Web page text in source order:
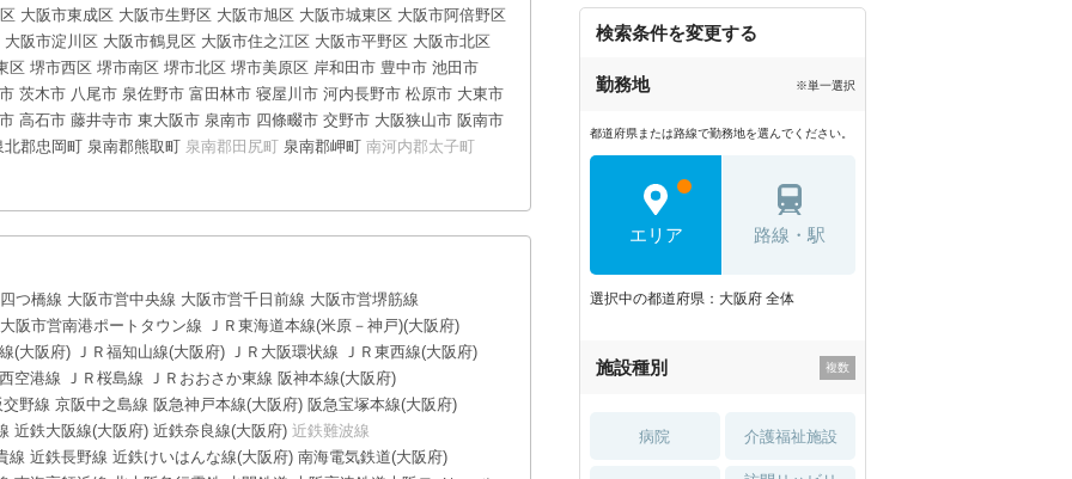
大阪市東成区 大阪市生野区 大阪市旭区 大阪市城東区 大阪市阿倍野区
大阪市淀川区 大阪市鶴見区 大阪市住之江区 大阪市平野区 大阪市北区
区 堺市西区 堺市南区 堺市北区 堺市美原区 岸和田市 豊中市 池田市
茨木市 八尾市 泉佐野市 富田林市 寝屋川市 河内長野市 松原市 大東市
高石市 藤井寺市 東大阪市 泉南市 四條畷市 交野市 大阪狭山市 阪南市
北郡忠岡町 泉南郡熊取町 泉南郡田尻町 泉南郡岬町 南河内郡太子町
つ橋線 大阪市営中央線 大阪市営千日前線 大阪市営堺筋線
大阪市営南港ポートタウン線 ＪＲ東海道本線(米原－神戸)(大阪府)
(大阪府) ＪＲ福知山線(大阪府) ＪＲ大阪環状線 ＪＲ東西線(大阪府)
空港線 ＪＲ桜島線 ＪＲおおさか東線 阪神本線(大阪府)
野線 京阪中之島線 阪急神戸本線(大阪府) 阪急宝塚本線(大阪府)
近鉄大阪線(大阪府) 近鉄奈良線(大阪府) 近鉄難波線
線 近鉄長野線 近鉄けいはんな線(大阪府) 南海電気鉄道(大阪府)
検索条件を変更する
勤務地 ※単一選択
都道府県または路線で勤務地を選んでください。
エリア 路線・駅
選択中の都道府県：大阪府 全体
施設種別
病院 介護福祉施設